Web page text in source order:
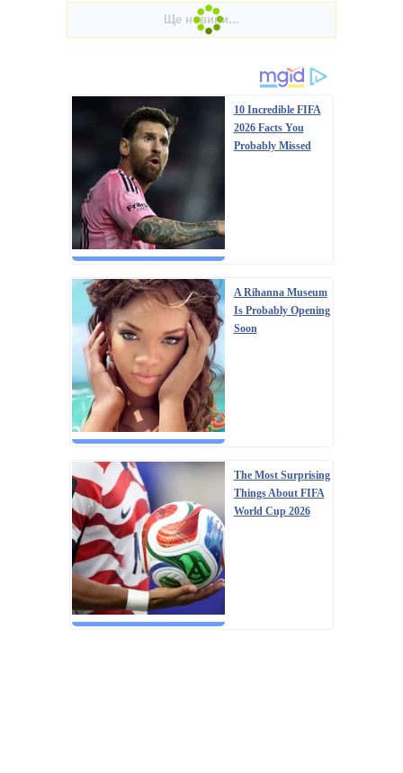
10 Incredible FIFA
2026 Facts You
Probably Missed
A Rihanna Museum
Is Probably Opening
Soon
The Most Surprising
Things About FIFA
World Cup 2026